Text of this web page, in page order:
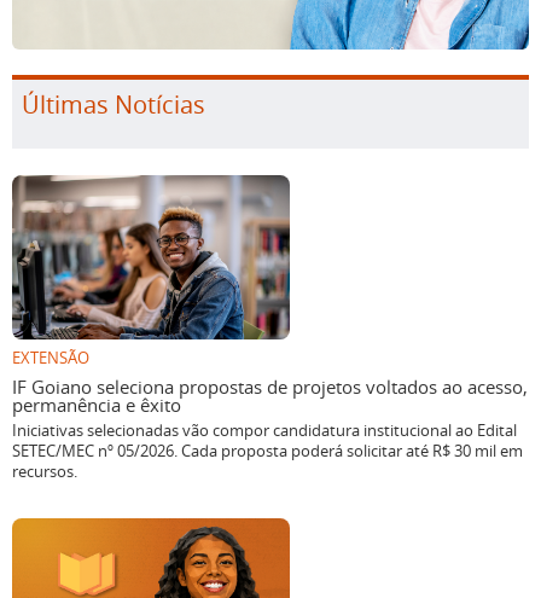
Últimas Notícias
EXTENSÃO
IF Goiano seleciona propostas de projetos voltados ao acesso,
permanência e êxito
Iniciativas selecionadas vão compor candidatura institucional ao Edital
SETEC/MEC nº 05/2026. Cada proposta poderá solicitar até R$ 30 mil em
recursos.